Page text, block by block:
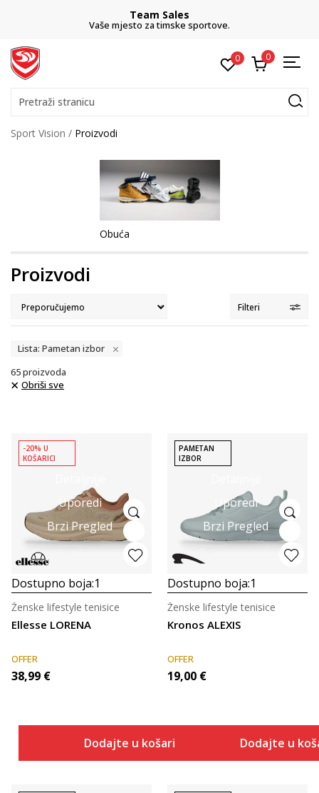
Team Sales
Vaše mjesto za timske sportove.
0 0
Pretraži stranicu
Sport Vision Proizvodi
Obuća
Proizvodi
Filteri
Lista: Pametan izbor
65proizvoda
Obriši sve
Uporedi
Brzi Pregled
-20% U
KOŠARICI
Dostupno boja:1
Ellesse LORENA
Ženske lifestyle tenisice
OFFER
38,99 €
Dodajte u košaricu
Uporedi
Brzi Pregled
PAMETAN
IZBOR
Dostupno boja:1
Kronos ALEXIS
Ženske lifestyle tenisice
OFFER
19,00 €
Dodajte u